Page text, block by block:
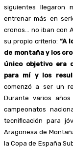
siguientes llegaron
entrenar más en
cronos… no iban con
su propio criterio: “A
de montaña y los
único objetivo era
para mí y los
comenzó a ser un
Durante varios
campeonatos
tecnificación para
Aragonesa de
la Copa de España